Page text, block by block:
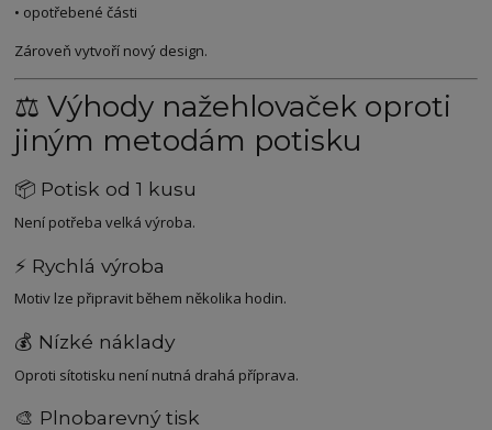
• opotřebené části
Zároveň vytvoří nový design.
⚖️ Výhody nažehlovaček oproti
jiným metodám potisku
📦 Potisk od 1 kusu
Není potřeba velká výroba.
⚡ Rychlá výroba
Motiv lze připravit během několika hodin.
💰 Nízké náklady
Oproti sítotisku není nutná drahá příprava.
🎨 Plnobarevný tisk